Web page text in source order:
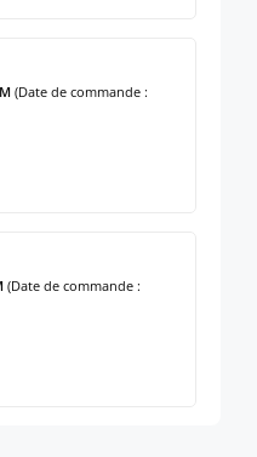
(Date de commande :
(Date de commande :